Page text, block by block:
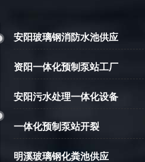
安阳玻璃钢消防水池供应
资阳一体化预制泵站工厂
安阳污水处理一体化设备
一体化预制泵站开裂
明溪玻璃钢化粪池供应